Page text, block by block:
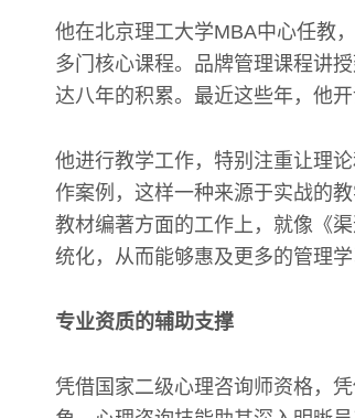
他在北京理工大学MBA中心任教
多门核心课程。品牌管理课程讲
达八年的积累。最近这些年，他
他进行教学工作，特别注重让理
作案例，这样一种来源于实战的
教材编著方面的工作上，就像《
统化，从而能够惠及更多的管理学
专业资质的辅助支撑
凭借国家二级心理咨询师资格，